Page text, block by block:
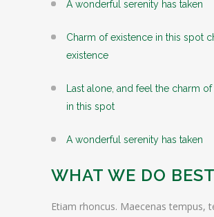
A wonderful serenity has taken
Charm of existence in this spot
existence
Last alone, and feel the charm
in this spot
A wonderful serenity has taken
WHAT WE DO BEST
Etiam rhoncus. Maecenas tempus,